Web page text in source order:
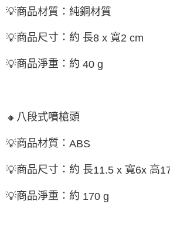
💡商品材質：純銅材質
💡商品尺寸：約 長8 x 寬2 cm
💡商品淨重：約 40 g
🔸 八段式噴槍頭
💡商品材質： ABS
💡商品尺寸：約 長11.5 x 寬6x 高
💡商品淨重：約 170 g